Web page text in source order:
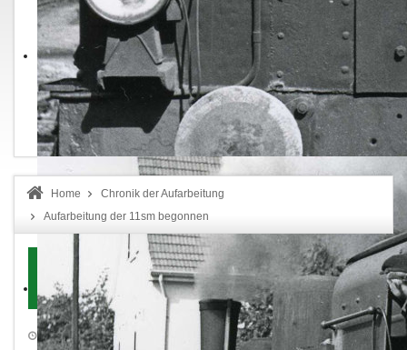
Home
Chronik der Aufarbeitung
Aufarbeitung der 11sm begonnen
Aufarbeitung der 11sm
begonnen
Drucken
Erstellt: Montag, 14. Dezember 2015